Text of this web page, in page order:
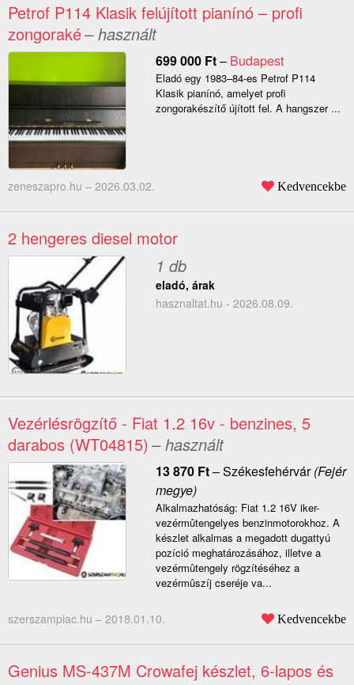
Petrof P114 Klasik felújított pianínó – profi
zongoraké– használt
699 000 Ft– Budapest
Eladó egy 1983–84-es Petrof P114
Klasik pianínó, amelyet profi
zongorakészítő újított fel. A hangszer ...
zeneszapro.hu – 2026.03.02. Kedvencekbe
2 hengeres diesel motor
1 db
eladó, árak
hasznaltat.hu - 2026.08.09.
Vezérlésrögzítő - Fiat 1.2 16v - benzines, 5
darabos (WT04815) – használt
13 870 Ft–Székesfehérvár(Fejér
megye)
Alkalmazhatóság: Fiat 1.2 16V iker-
vezérmûtengelyes benzinmotorokhoz. A
készlet alkalmas a megadott dugattyú
pozíció meghatározásához, illetve a
vezérmûtengely rögzítéséhez a
vezérmûszíj cseréje va...
szerszampiac.hu – 2018.01.10. Kedvencekbe
Genius MS-437M Crowafej készlet, 6-lapos és